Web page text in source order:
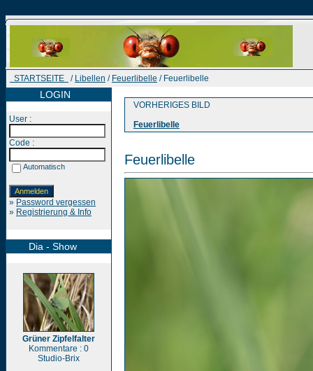
STARTSEITE / Libellen / Feuerlibelle / Feuerlibelle
LOGIN
User :
Code :
Automatisch
» Password vergessen
» Registrierung & Info
Dia - Show
Grüner Zipfelfalter
Kommentare : 0
Studio-Brix
VORHERIGES BILD
Feuerlibelle
Feuerlibelle